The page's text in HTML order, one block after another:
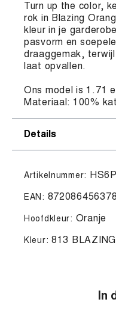
Turn up the color,
rok in Blazing
kleur in je
pasvorm en
draaggemak,
laat opvallen.
Ons model is 1.71
Materiaal: 100%
Details
Artikelnummer:
EAN:
Hoofdkleur: Oranje
Kleur:813
In